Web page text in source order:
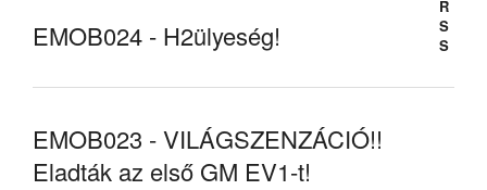
EMOB024 - H2ülyeség!
EMOB023 - VILÁGSZENZÁCIÓ!!
Eladták az első GM EV1-t!